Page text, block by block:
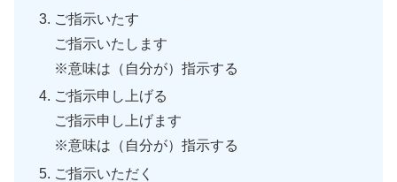
ご指示いたす
ご指示いたします
※意味は（自分が）指示する
ご指示申し上げる
ご指示申し上げます
※意味は（自分が）指示する
ご指示いただく